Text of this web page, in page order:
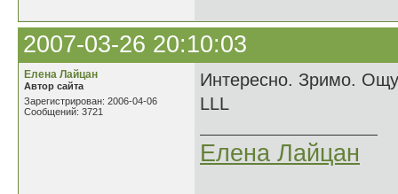
2007-03-26 20:10:03
Елена Лайцан
Автор сайта
Зарегистрирован: 2006-04-06
Сообщений: 3721
Интересно. Зримо.
LLL
Елена Лайцан